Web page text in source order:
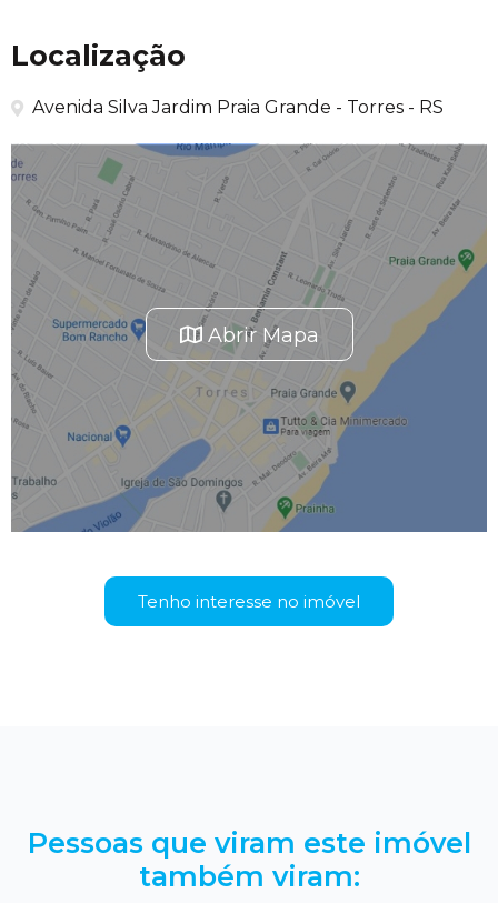
Localização
Avenida Silva Jardim Praia Grande - Torres - RS
Abrir Mapa
Tenho interesse no imóvel
Pessoas que viram este imóvel
também viram: